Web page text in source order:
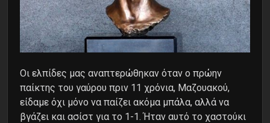
Οι ελπίδες μας αναπτερώθηκαν όταν ο πρώην
παίκτης του γαύρου πριν 11 χρόνια, Μαζουακού,
είδαμε όχι μόνο να παίζει ακόμα μπάλα, αλλά να
βγάζει και ασίστ για το 1-1. Ήταν αυτό το χαστούκι